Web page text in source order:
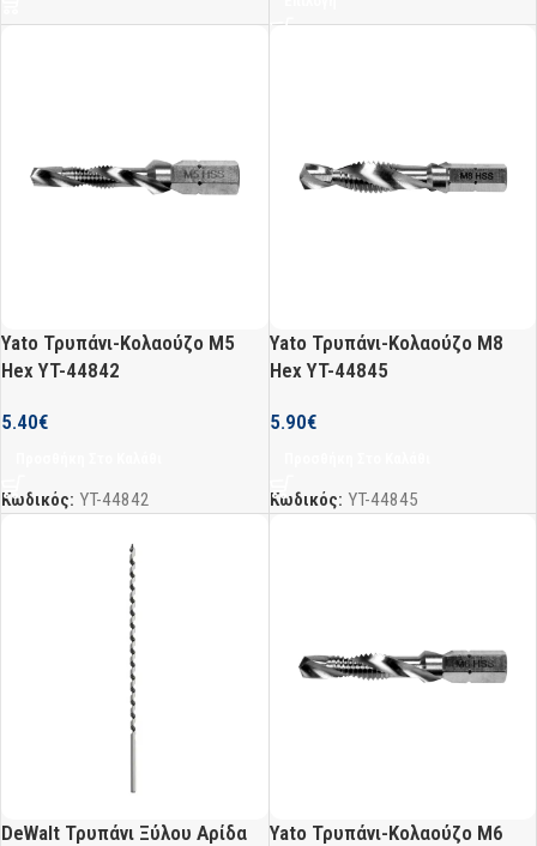
Yato Τρυπάνι-Κολαούζο M5
Hex YT-44842
5.40€
Κωδικός: YT-44842
Yato Τρυπάνι-Κολαούζο M8
Hex YT-44845
5.90€
Κωδικός: YT-44845
DeWalt Τρυπάνι Ξύλου Αρίδα
Yato Τρυπάνι-Κολαούζο M6